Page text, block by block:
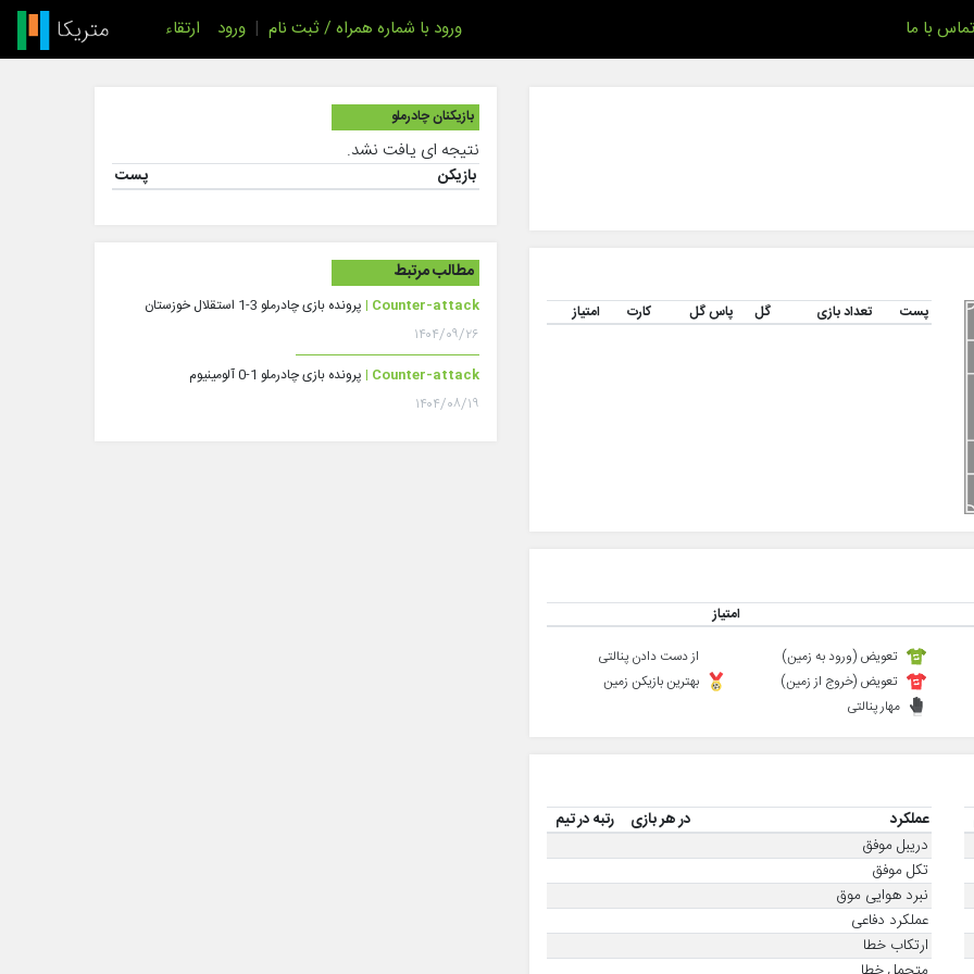
تماس با ما ورود با شماره همراه / ثبت نام | ورود ارتقاء
پست تعداد بازی گل پاس گل کارت امتیاز
امتیاز
تعویض (ورود به زمین)
تعویض (خروج از زمین)
مهار پنالتی
از دست دادن پنالتی
بهترین بازیکن زمین
عملکرد در هر بازی
رتبه در تیم
دریبل موفق
تکل موفق
نبرد هوایی موق
عملکرد دفاعی
ارتکاب خطا
بازیکنان چادرملو
نتیجه ای یافت نشد.
بازیکن پست
مطالب مرتبط
Counter-attack | پرونده بازی چادرملو 3-1 استقلال خوزستان
۱۴۰۴/۰۹/۲۶
Counter-attack | پرونده بازی چادرملو 1-0 آلومینیوم
۱۴۰۴/۰۸/۱۹